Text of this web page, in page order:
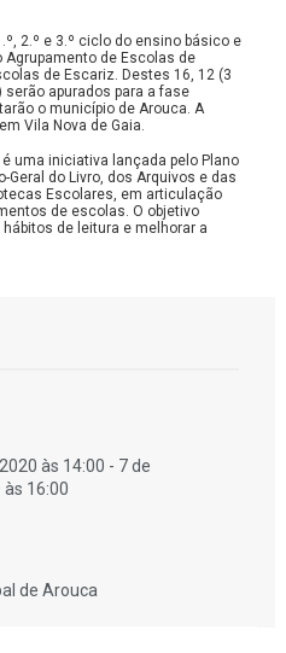
2.º e 3.º ciclo do ensino básico e
de Escolas de
de Escariz. Destes 16, 12 (3
apurados para a fase
o município de Arouca. A
Vila Nova de Gaia.
uma iniciativa lançada pelo Plano
Geral do Livro, dos Arquivos e das
Escolares, em articulação
de escolas. O objetivo
de leitura e melhorar a
às 14:00 - 7 de
às 16:00
de Arouca